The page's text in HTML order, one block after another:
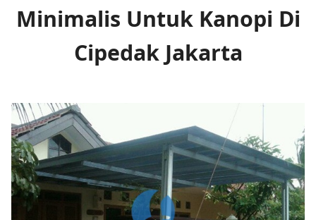
Minimalis Untuk Kanopi Di
Cipedak Jakarta